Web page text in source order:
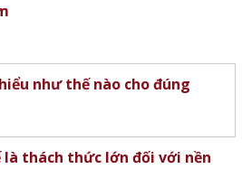
như thế nào cho đúng
thách thức lớn đối với nền